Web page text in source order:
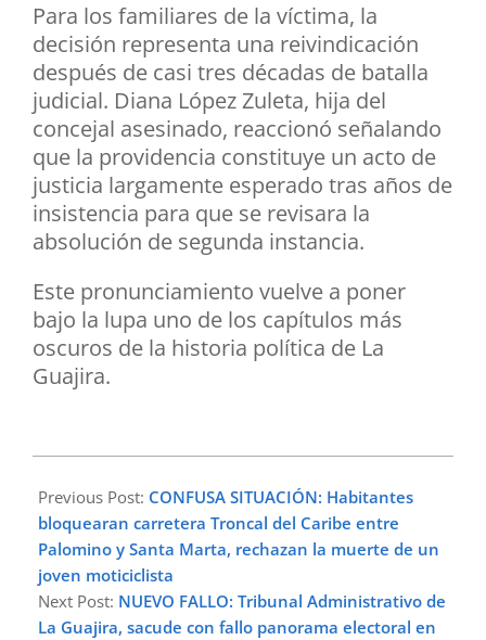
Para los familiares de la víctima, la
decisión representa una reivindicación
después de casi tres décadas de batalla
judicial. Diana López Zuleta, hija del
concejal asesinado, reaccionó señalando
que la providencia constituye un acto de
justicia largamente esperado tras años de
insistencia para que se revisara la
absolución de segunda instancia.
Este pronunciamiento vuelve a poner
bajo la lupa uno de los capítulos más
oscuros de la historia política de La
Guajira.
05-
04
Previous Post: CONFUSA SITUACIÓN: Habitantes
bloquearan carretera Troncal del Caribe entre
Palomino y Santa Marta, rechazan la muerte de un
joven moticiclista
Next Post: NUEVO FALLO: Tribunal Administrativo de
La Guajira, sacude con fallo panorama electoral en